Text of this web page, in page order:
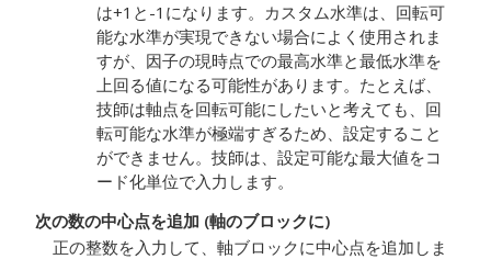
は+1と-1になります。カスタム水準は、回転可
能な水準が実現できない場合によく使用されま
すが、因子の現時点での最高水準と最低水準を
上回る値になる可能性があります。たとえば、
技師は軸点を回転可能にしたいと考えても、回
転可能な水準が極端すぎるため、設定すること
ができません。技師は、設定可能な最大値をコ
ード化単位で入力します。
次の数の中心点を追加 (軸のブロックに)
正の整数を入力して、軸ブロックに中心点を追加しま